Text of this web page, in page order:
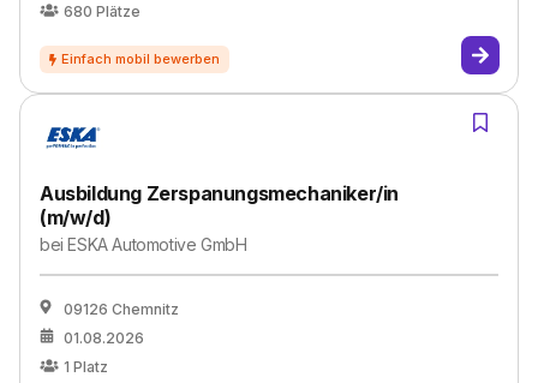
680 Plätze
Ausbildung Zerspanungsmechaniker/in
(m/w/d)
beiESKA Automotive GmbH
09126 Chemnitz
01.08.2026
1 Platz